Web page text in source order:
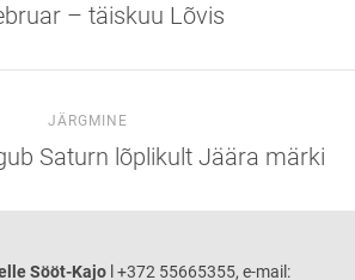
– täiskuu Lõvis
JÄRGMINE
Saturn lõplikult Jäära märki
Sööt-Kajo l +372 55665355, e-mail: